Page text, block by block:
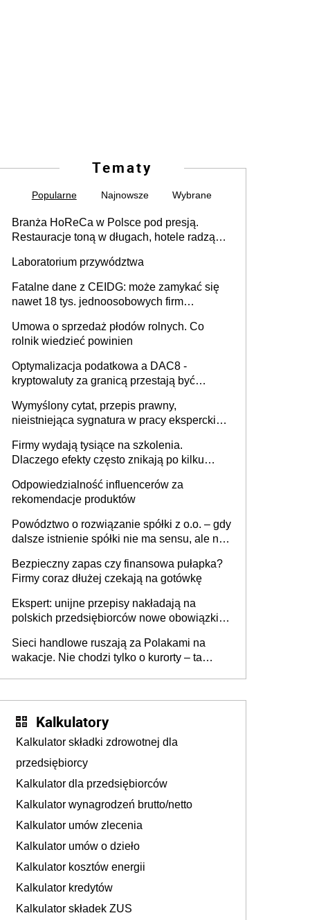
Tematy
Popularne Najnowsze Wybrane
Branża HoReCa w Polsce pod presją.
Restauracje toną w długach, hotele radzą
Laboratorium przywództwa
Fatalne dane z CEIDG: może zamykać się
nawet 18 tys. jednoosobowych firm
Umowa o sprzedaż płodów rolnych. Co
rolnik wiedzieć powinien
Optymalizacja podatkowa a DAC8 -
kryptowaluty za granicą przestają być
Wymyślony cytat, przepis prawny,
nieistniejąca sygnatura w pracy eksperckiej -
firmie
Firmy wydają tysiące na szkolenia.
Dlaczego efekty często znikają po kilku
Odpowiedzialność influencerów za
rekomendacje produktów
Powództwo o rozwiązanie spółki z o.o. – gdy
dalsze istnienie spółki nie ma sensu, ale nie
Bezpieczny zapas czy finansowa pułapka?
Firmy coraz dłużej czekają na gotówkę
Ekspert: unijne przepisy nakładają na
polskich przedsiębiorców nowe obowiązki w
Sieci handlowe ruszają za Polakami na
wakacje. Nie chodzi tylko o kurorty – ta
Kalkulatory
Kalkulator składki zdrowotnej dla
przedsiębiorcy
Kalkulator dla przedsiębiorców
Kalkulator wynagrodzeń brutto/netto
Kalkulator umów zlecenia
Kalkulator umów o dzieło
Kalkulator kosztów energii
Kalkulator kredytów
Kalkulator składek ZUS